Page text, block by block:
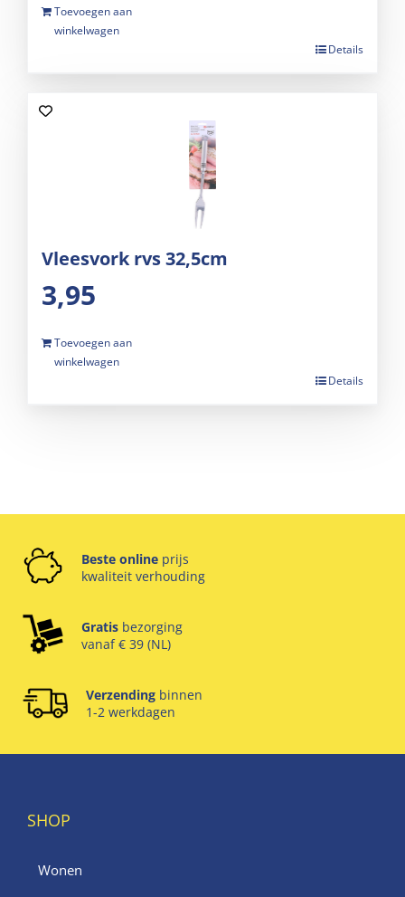
Toevoegen aan
winkelwagen
Details
Vleesvork rvs 32,5cm
3,95
Toevoegen aan
winkelwagen
Details
Beste online prijs
kwaliteit verhouding
Gratis bezorging
vanaf € 39 (NL)
Verzending binnen
1-2 werkdagen
SHOP
Wonen